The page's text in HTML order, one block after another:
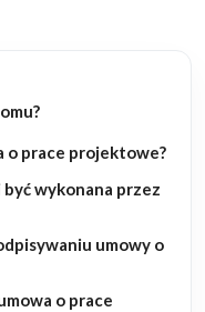
o prace projektowe?
wykonana przez
umowy o
o prace